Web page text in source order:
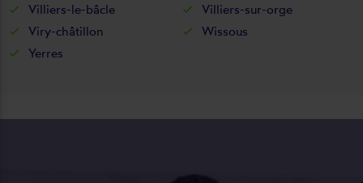
Villiers-le-bâcle
Villiers-sur-orge
Viry-châtillon
Wissous
Yerres